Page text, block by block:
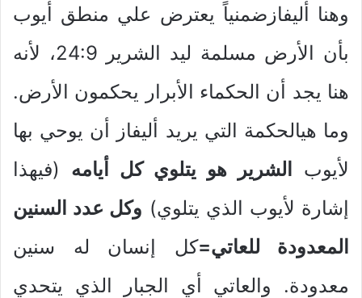
وهنا أليفازضمنياً يعترض علي منطق أيوب
بأن الأرض مسلمة ليد الشرير 24:9، لأنه
هنا يجد أن الحكماء الأبرار يحكمون الأرض.
وما هيالحكمة التي يريد أليفاز أن يوحي بها
لأيوب
الشرير هو يتلوي كل أيامه (فيهذا
إشارة لأيوب الذي يتلوي) وكل عدد السنين
المعدودة للعاتي=كل إنسان له سنين
معدودة. والعاتي أي الجبار الذي يتحدي